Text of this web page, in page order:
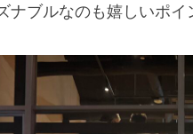
ナブルなのも嬉しいポイ